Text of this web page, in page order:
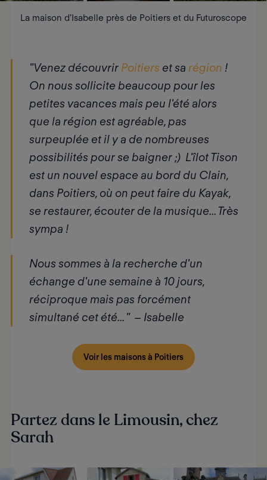
La maison d'Isabelle près de Poitiers et du Futuroscope
"Venez découvrir Poitiers et sa région !
On nous sollicite beaucoup pour les
petites vacances mais peu l'été alors
que la région est agréable, pas
surpeuplée et il y a de nombreuses
possibilités pour se baigner ;) L'îlot Tison
est un nouvel espace au bord du Clain,
dans Poitiers, où on peut faire du Kayak,
se restaurer, écouter de la musique... Très
sympa !
Nous sommes à la recherche d'un
échange d'une semaine à 10 jours,
réciproque mais pas forcément
simultané cet été... " – Isabelle
Voir les maisons à Poitiers
Partez dans le Limousin, chez
Sarah